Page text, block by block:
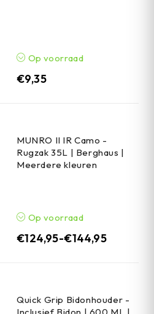
Op voorraad
€9,35
MUNRO II IR Camo -
Rugzak 35L | Berghaus |
Meerdere kleuren
Op voorraad
€124,95-€144,95
Quick Grip Bidonhouder -